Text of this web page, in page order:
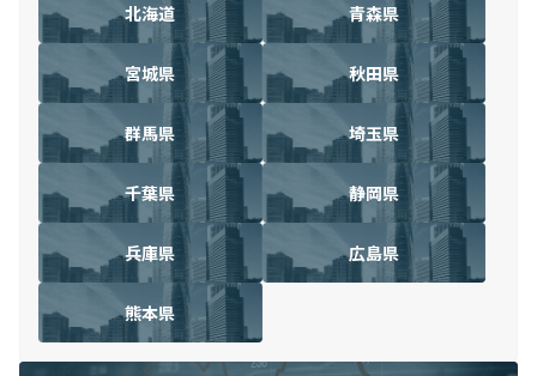
北海道 青森県
宮城県 秋田県
群馬県 埼玉県
千葉県 静岡県
兵庫県 広島県
熊本県